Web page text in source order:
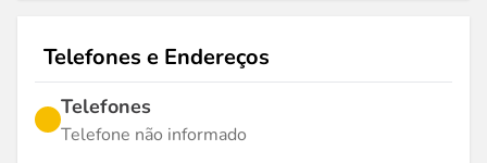
Telefones e Endereços
Telefones
Telefone não informado